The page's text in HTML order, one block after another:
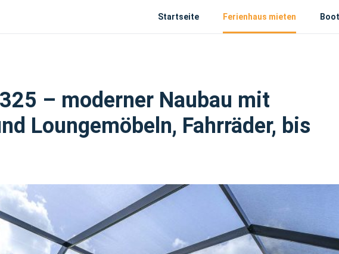
Startseite Ferienhaus mieten
– moderner Naubau mit
Loungemöbeln, Fahrräder, bis